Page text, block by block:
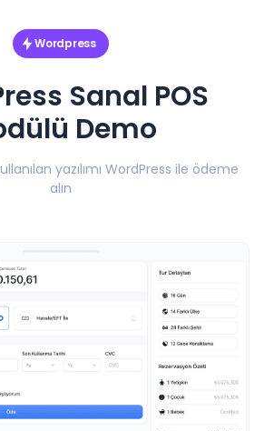
Wordpress
Sanal POS
Demo
yazılımı WordPress ile ödeme
alın